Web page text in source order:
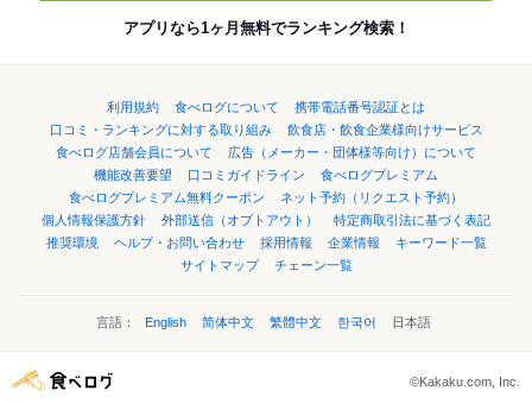
アプリなら1ヶ月無料でランキング検索！
利用規約 食べログについて
携帯電話番号認証とは
口コミ・ランキングに対する取り組み
飲食店・飲食企業様向けサービス
食べログ店舗会員について
広告（メーカー・団体様等向け）について
機能改善要望
口コミガイドライン
食べログプレミアム
食べログプレミアム無料クーポン
ネット予約（リクエスト予約）
個人情報保護方針
外部送信（オプトアウト）
特定商取引法に基づく表記
推奨環境
ヘルプ・お問い合わせ 採用情報 企業情報
キーワード一覧
サイトマップ
チェーン一覧
言語： English 简体中文 繁體中文 한국어 日本語
©Kakaku.com, Inc.